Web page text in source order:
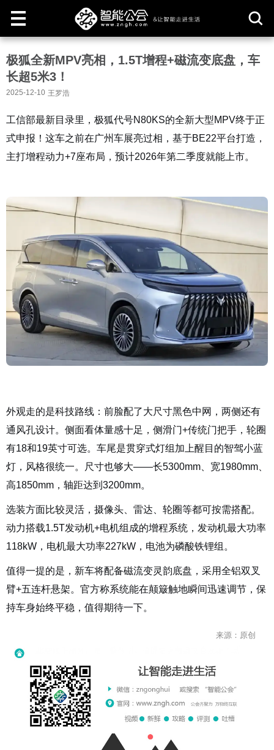
极狐全新MPV亮相，1.5T增程+磁流变底盘，车
长超5米3！
2025-12-10 王罗浩
工信部最新目录里，极狐代号N80KS的全新大型MPV终于正
式申报！这车之前在广州车展亮过相，基于BE22平台打造，
主打增程动力+7座布局，预计2026年第二季度就能上市。
外观走的是科技路线：前脸配了大尺寸黑色中网，两侧还有
通风孔设计。侧面看体量感十足，侧滑门+传统门把手，轮圈
有18和19英寸可选。车尾是贯穿式灯组加上醒目的智驾小蓝
灯，风格很统一。尺寸也够大——长5300mm、宽1980mm、
高1850mm，轴距达到3200mm。
选装方面比较灵活，摄像头、雷达、轮圈等都可按需搭配。
动力搭载1.5T发动机+电机组成的增程系统，发动机最大功率
118kW，电机最大功率227kW，电池为磷酸铁锂组。
值得一提的是，新车将配备磁流变灵韵底盘，采用全铝双叉
臂+五连杆悬架。官方称系统能在颠簸触地瞬间迅速调节，保
持车身始终平稳，值得期待一下。
来源：原创